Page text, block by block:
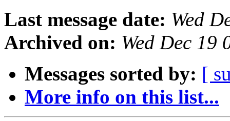
Last message date: Wed
Archived on: Wed Dec 19
Messages sorted by: [
More info on this list...